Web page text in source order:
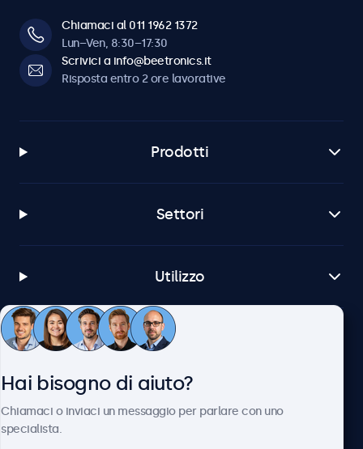
Chiamaci al 011 1962 1372
Lun–Ven, 8:30–17:30
Scrivici a info@beetronics.it
Risposta entro 2 ore lavorative
Prodotti
Settori
Utilizzo
Servizio Clienti
Hai bisogno di aiuto?
Chiamaci o inviaci un messaggio per parlare con uno
specialista.